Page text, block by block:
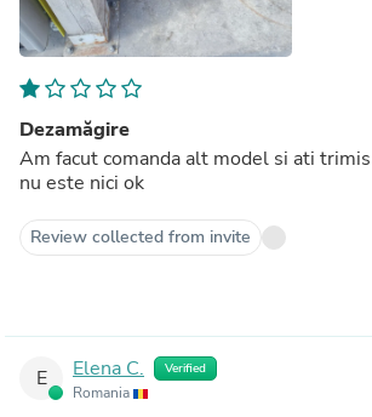
Dezamăgire
Am facut comanda alt model si ati
nu este nici ok
Review collected from invite
E Elena C. Verified
Romania